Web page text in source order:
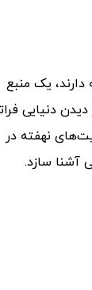
یک منبع
دنیایی
نهفته در
آشنا سازد.